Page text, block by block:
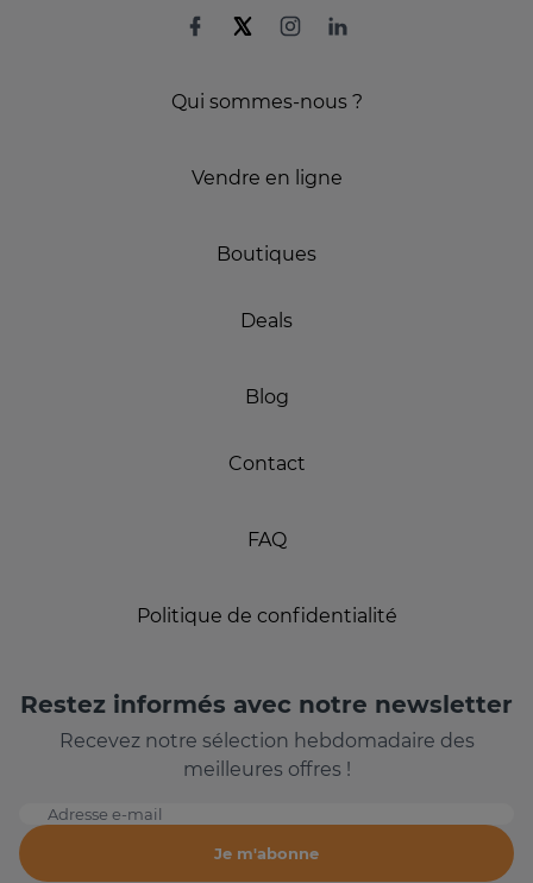
Qui sommes-nous ?
Vendre en ligne
Boutiques
Deals
Blog
Contact
FAQ
Politique de confidentialité
Restez informés avec notre newsletter
Recevez notre sélection hebdomadaire des
meilleures offres !
Adresse e-mail
Je m'abonne